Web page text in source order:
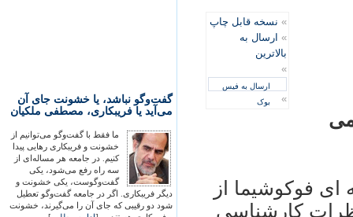
گفت‌وگو نباشد، یا خشونت جای آن
می‌آید یا فریبکاری، مصطفی ملکیان
ما فقط با گفت‌وگو می‌توانیم از
خشونت و فریبکاری رهایی پیدا
کنیم. در جامعه هر مساله‌ای از
سه راه رفع می‌شود، یکی
گفت‌وگوست، یکی خشونت و
دیگر فریبکاری. اگر در جامعه گفت‌وگو تعطیل
شود دو رقیبی که جای آن را می‌گیرند، خشونت
» نسخه قابل چاپ
» ارسال به
بالاترین
»
ارسال به فیس
بوک
»
ای فوکوشيما از
کارشناسی